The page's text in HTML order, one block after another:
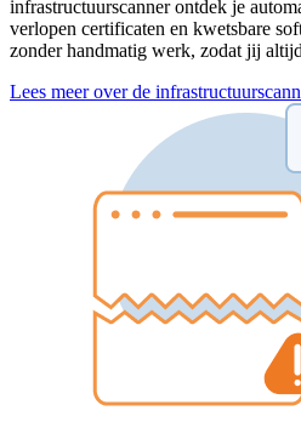
infrastructuurscanner ontdek je
verlopen certificaten en kwetsbare
zonder handmatig werk, zodat jij
Lees meer over de